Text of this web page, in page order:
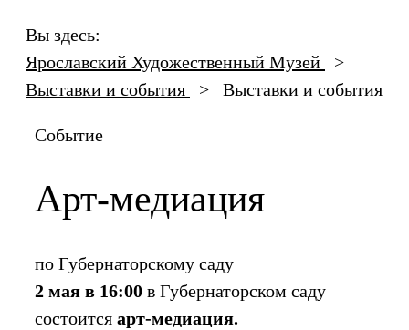
Вы здесь:
Ярославский Художественный Музей
>
Выставки и события
> Выставки и события
Событие
Арт-медиация
по Губернаторскому саду
2 мая в 16:00 в Губернаторском саду
состоится арт-медиация.